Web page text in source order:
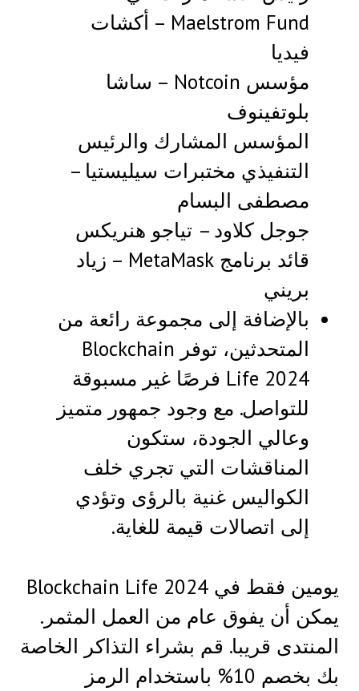
Maelstrom Fund – أكشات
فيديا
مؤسس Notcoin – ساشا
بلوتفينوف
المؤسس المشارك والرئيس
التنفيذي مختبرات سيليستيا –
مصطفى البسام
جوجل كلاود – تياجو هنريكس
قائد برنامج MetaMask – زياد
بريني
بالإضافة إلى مجموعة رائعة من
المتحدثين، توفر Blockchain
Life 2024 فرصًا غير مسبوقة
للتواصل. مع وجود جمهور متميز
وعالي الجودة، ستكون
المناقشات التي تجري خلف
الكواليس غنية بالرؤى وتؤدي
إلى اتصالات قيمة للغاية.
يومين فقط في Blockchain Life 2024
يمكن أن يفوق عام من العمل المثمر.
المنتدى قريبا. قم بشراء التذاكر الخاصة
بك بخصم 10% باستخدام الرمز